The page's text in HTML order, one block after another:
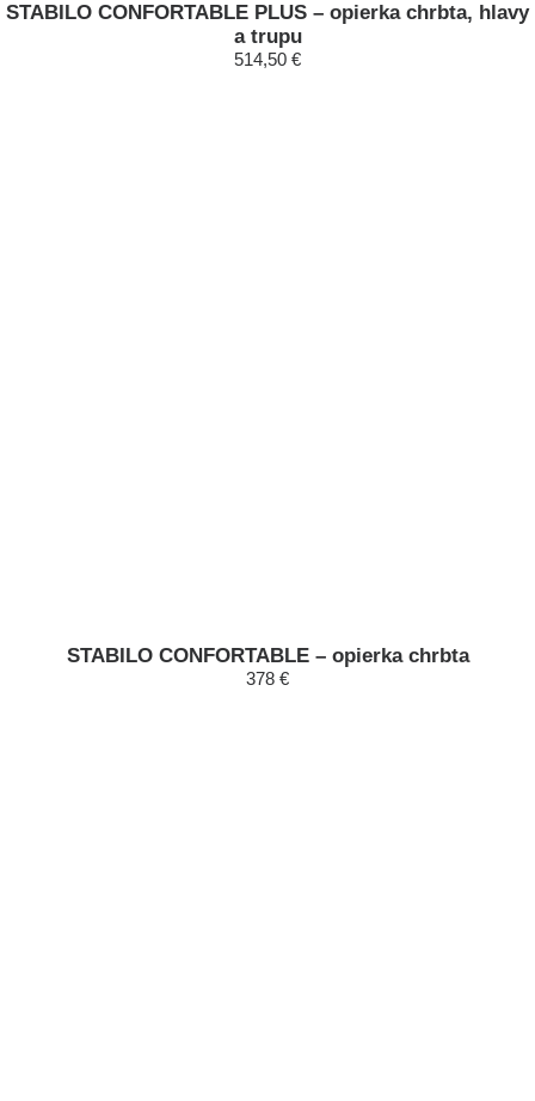
STABILO CONFORTABLE PLUS – opierka chrbta, hlavy
a trupu
514,50 €
STABILO CONFORTABLE – opierka chrbta
378 €